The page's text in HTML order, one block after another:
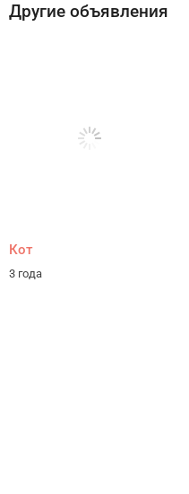
Другие объявления
Кот
3 года